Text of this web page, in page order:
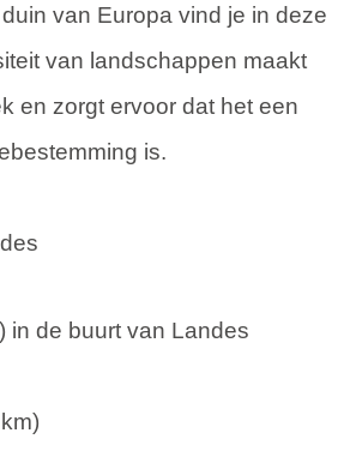
van Europa vind je in deze
van landschappen maakt
en zorgt ervoor dat het een
is.
in de buurt van Landes